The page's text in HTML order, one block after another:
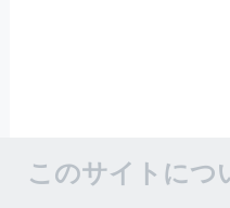
このサイトにつ